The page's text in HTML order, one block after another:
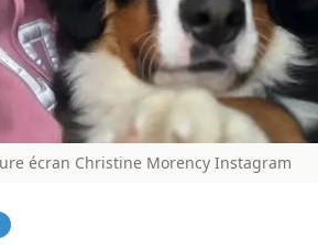
écran Christine Morency Instagram